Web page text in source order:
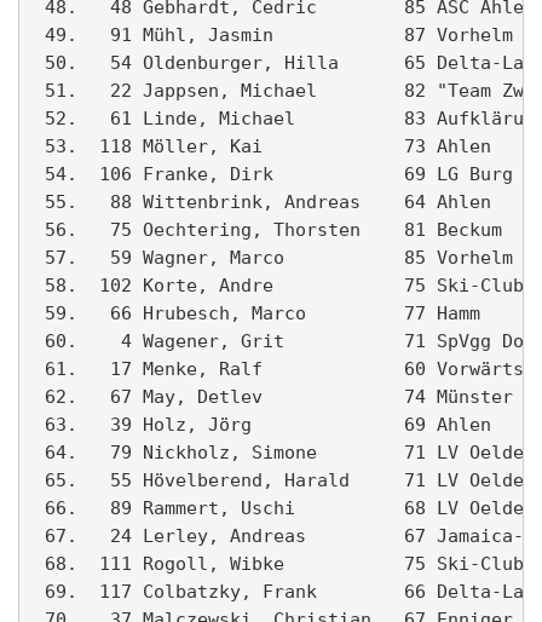
48.   48 Gebhardt, Cedric        85 ASC
49.   91 Mühl, Jasmin            87
50.   54 Oldenburger, Hilla      65 Delta-
51.   22 Jappsen, Michael        82 "Team
52.   61 Linde, Michael          83
53.  118 Möller, Kai             73
54.  106 Franke, Dirk            69 LG Burg
55.   88 Wittenbrink, Andreas    64
56.   75 Oechtering, Thorsten    81
57.   59 Wagner, Marco           85
58.  102 Korte, Andre            75 Ski-
59.   66 Hrubesch, Marco         77
60.    4 Wagener, Grit           71 SpVgg
61.   17 Menke, Ralf             60
62.   67 May, Detlev             74
63.   39 Holz, Jörg              69 Ahlen
64.   79 Nickholz, Simone        71 LV
65.   55 Hövelberend, Harald     71 LV
66.   89 Rammert, Uschi          68 LV
67.   24 Lerley, Andreas         67
68.  111 Rogoll, Wibke           75 Ski-
69.  117 Colbatzky, Frank        66 Delta-